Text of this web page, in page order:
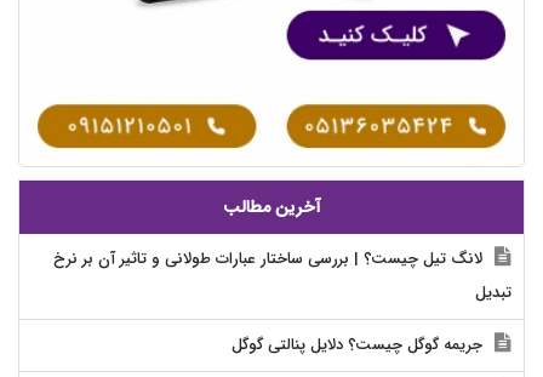
آخرین مطالب
لانگ تیل چیست؟ | بررسی ساختار عبارات طولانی و تاثیر آن بر نرخ
تبدیل
جریمه گوگل چیست؟ دلایل پنالتی گوگل